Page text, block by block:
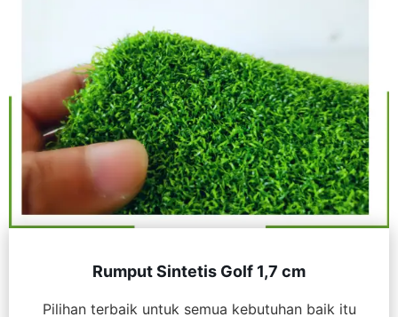
Rumput Sintetis Golf 1,7 cm
Pilihan terbaik untuk semua kebutuhan baik itu